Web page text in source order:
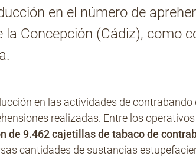
en el número de
Concepción (Cádiz), como
en las actividades de contrabando
realizadas. Entre los
de 9.462 cajetillas de tabaco de
cantidades de sustancias